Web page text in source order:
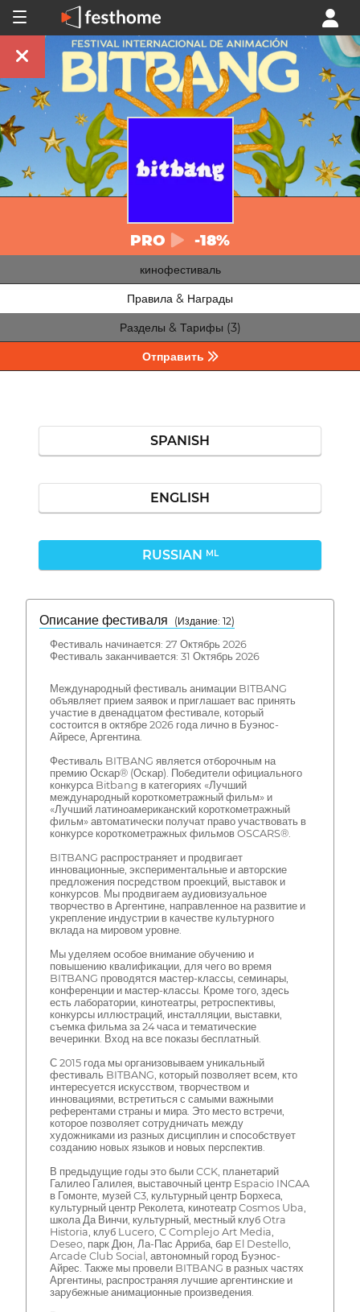
PRO -18%
кинофестиваль
Правила & Награды
Разделы & Тарифы (3)
Отправить
SPANISH
ENGLISH
RUSSIAN ML
Описание фестиваля
( Издание: 12)
Фестиваль начинается: 27 Октябрь 2026
Фестиваль заканчивается: 31 Октябрь 2026
Международный фестиваль анимации BITBANG
объявляет прием заявок и приглашает вас принять
участие в двенадцатом фестивале, который
состоится в октябре 2026 года лично в Буэнос-
Айресе, Аргентина.
Фестиваль BITBANG является отборочным на
премию Оскар® (Оскар). Победители официального
конкурса Bitbang в категориях «Лучший
международный короткометражный фильм» и
«Лучший латиноамериканский короткометражный
фильм» автоматически получат право участвовать в
конкурсе короткометражных фильмов OSCARS®.
BITBANG распространяет и продвигает
инновационные, экспериментальные и авторские
предложения посредством проекций, выставок и
конкурсов. Мы продвигаем аудиовизуальное
творчество в Аргентине, направленное на развитие и
укрепление индустрии в качестве культурного
вклада на мировом уровне.
Мы уделяем особое внимание обучению и
повышению квалификации, для чего во время
BITBANG проводятся мастер-классы, семинары,
конференции и мастер-классы. Кроме того, здесь
есть лаборатории, кинотеатры, ретроспективы,
конкурсы иллюстраций, инсталляции, выставки,
съемка фильма за 24 часа и тематические
вечеринки. Вход на все показы бесплатный.
С 2015 года мы организовываем уникальный
фестиваль BITBANG, который позволяет всем, кто
интересуется искусством, творчеством и
инновациями, встретиться с самыми важными
референтами страны и мира. Это место встречи,
которое позволяет сотрудничать между
художниками из разных дисциплин и способствует
созданию новых языков и новых перспектив.
В предыдущие годы это были CCK, планетарий
Галилео Галилея, выставочный центр Espacio INCAA
в Гомонте, музей C3, культурный центр Борхеса,
культурный центр Реколета, кинотеатр Cosmos Uba,
школа Да Винчи, культурный, местный клуб Otra
Historia, клуб Lucero, C Complejo Art Media,
Deseo, парк Дюн, Ла-Пас Арриба, бар El Destello,
Arcade Club Social, автономный город Буэнос-
Айрес. Также мы провели BITBANG в разных частях
Аргентины, распространяя лучшие аргентинские и
зарубежные анимационные произведения.